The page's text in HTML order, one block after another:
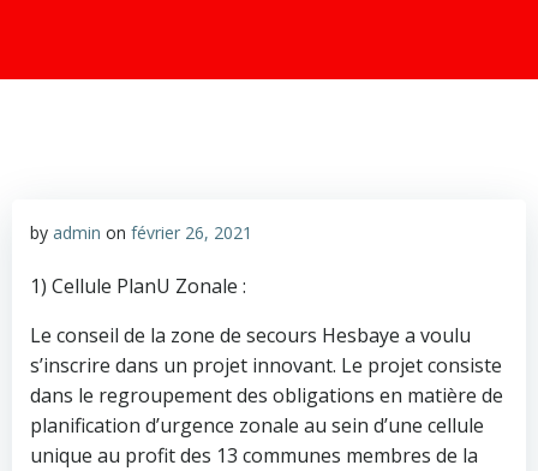
by admin on février 26, 2021
1) Cellule PlanU Zonale :
Le conseil de la zone de secours Hesbaye a voulu
s’inscrire dans un projet innovant. Le projet consiste
dans le regroupement des obligations en matière de
planification d’urgence zonale au sein d’une cellule
unique au profit des 13 communes membres de la